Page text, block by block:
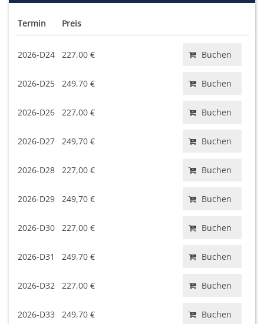
Termin Preis
2026-D24 227,00 € Buchen
2026-D25 249,70 € Buchen
2026-D26 227,00 € Buchen
2026-D27 249,70 € Buchen
2026-D28 227,00 € Buchen
2026-D29 249,70 € Buchen
2026-D30 227,00 € Buchen
2026-D31 249,70 € Buchen
2026-D32 227,00 € Buchen
2026-D33 249,70 € Buchen